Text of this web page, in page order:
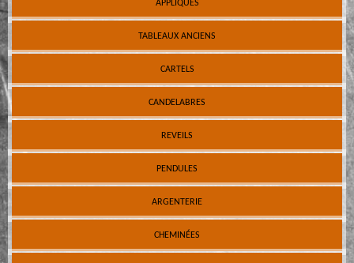
APPLIQUES
TABLEAUX ANCIENS
CARTELS
CANDELABRES
REVEILS
PENDULES
ARGENTERIE
CHEMINÉES